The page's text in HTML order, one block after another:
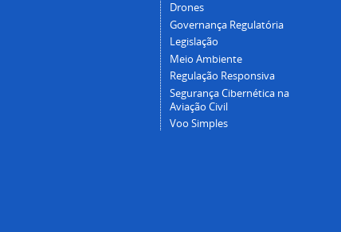
Drones
Governança Regulatória
Legislação
Meio Ambiente
Regulação Responsiva
Segurança Cibernética na
Aviação Civil
Voo Simples